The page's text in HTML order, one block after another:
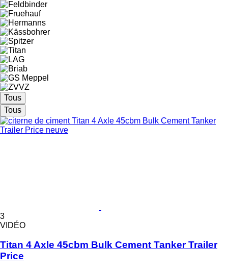
Tous
Tous
3
VIDÉO
Titan 4 Axle 45cbm Bulk Cement Tanker Trailer
Price